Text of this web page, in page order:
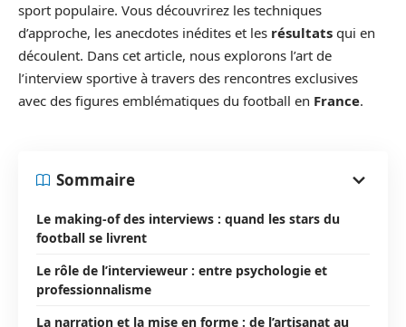
sport populaire. Vous découvrirez les techniques
d’approche, les anecdotes inédites et les résultats qui en
découlent. Dans cet article, nous explorons l’art de
l’interview sportive à travers des rencontres exclusives
avec des figures emblématiques du football en France.
Sommaire
Le making-of des interviews : quand les stars du
football se livrent
Le rôle de l’intervieweur : entre psychologie et
professionnalisme
La narration et la mise en forme : de l’artisanat au